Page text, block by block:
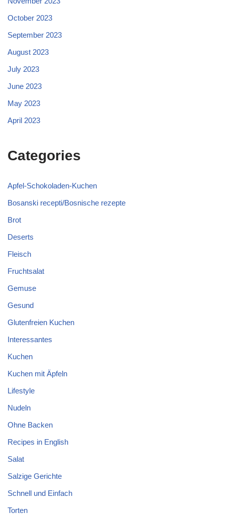
October 2023
September 2023
August 2023
July 2023
June 2023
May 2023
April 2023
Categories
Apfel-Schokoladen-Kuchen
Bosanski recepti/Bosnische rezepte
Brot
Deserts
Fleisch
Fruchtsalat
Gemuse
Gesund
Glutenfreien Kuchen
Interessantes
Kuchen
Kuchen mit Äpfeln
Lifestyle
Nudeln
Ohne Backen
Recipes in English
Salat
Salzige Gerichte
Schnell und Einfach
Torten